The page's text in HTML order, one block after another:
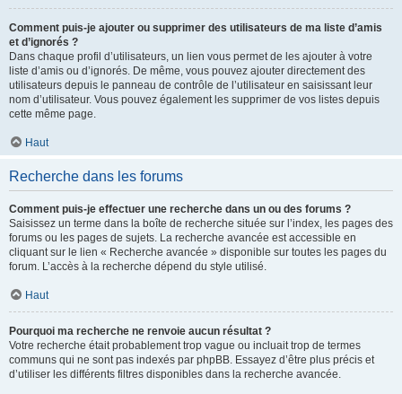
Comment puis-je ajouter ou supprimer des utilisateurs de ma liste d’amis
et d’ignorés ?
Dans chaque profil d’utilisateurs, un lien vous permet de les ajouter à votre
liste d’amis ou d’ignorés. De même, vous pouvez ajouter directement des
utilisateurs depuis le panneau de contrôle de l’utilisateur en saisissant leur
nom d’utilisateur. Vous pouvez également les supprimer de vos listes depuis
cette même page.
Haut
Recherche dans les forums
Comment puis-je effectuer une recherche dans un ou des forums ?
Saisissez un terme dans la boîte de recherche située sur l’index, les pages des
forums ou les pages de sujets. La recherche avancée est accessible en
cliquant sur le lien « Recherche avancée » disponible sur toutes les pages du
forum. L’accès à la recherche dépend du style utilisé.
Haut
Pourquoi ma recherche ne renvoie aucun résultat ?
Votre recherche était probablement trop vague ou incluait trop de termes
communs qui ne sont pas indexés par phpBB. Essayez d’être plus précis et
d’utiliser les différents filtres disponibles dans la recherche avancée.